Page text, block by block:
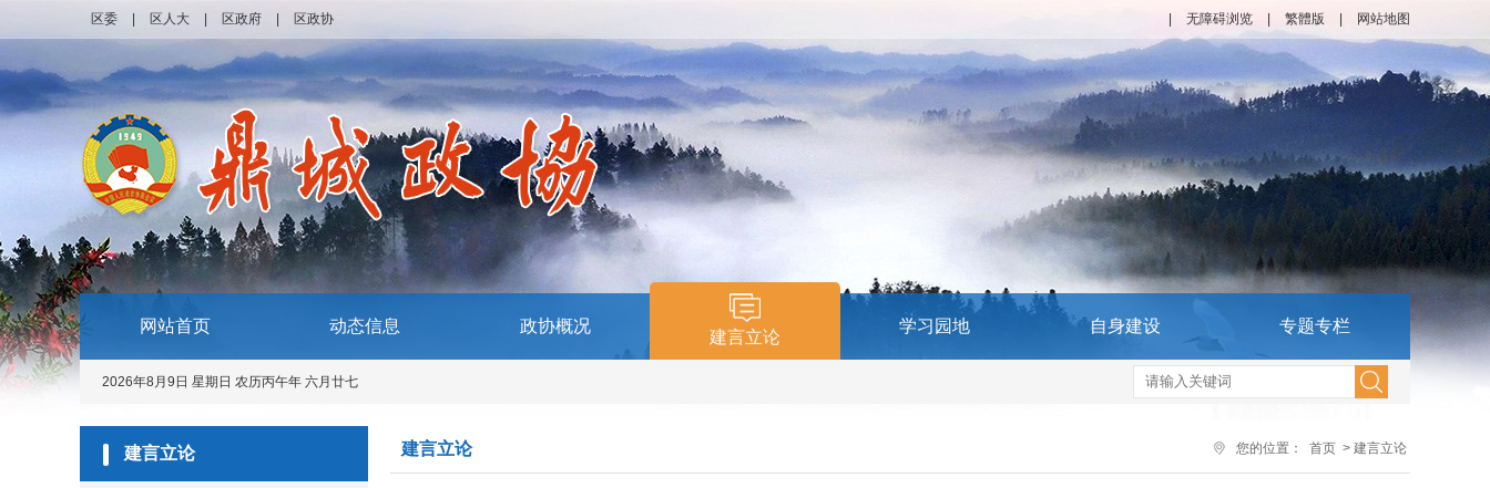
无障碍浏览 繁體版 网站地图
区委 区人大 区政府 区政协
网站首页 动态信息 政协概况
建言立论
学习园地 自身建设 专题专栏
2026年8月9日 星期日 农历丙午年 六月廿七
建言立论 建言立论 您的位置： 首页 > 建言立论